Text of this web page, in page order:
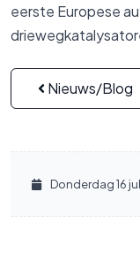
eerste Europese
Nieuws/Blog
Donderdag 16